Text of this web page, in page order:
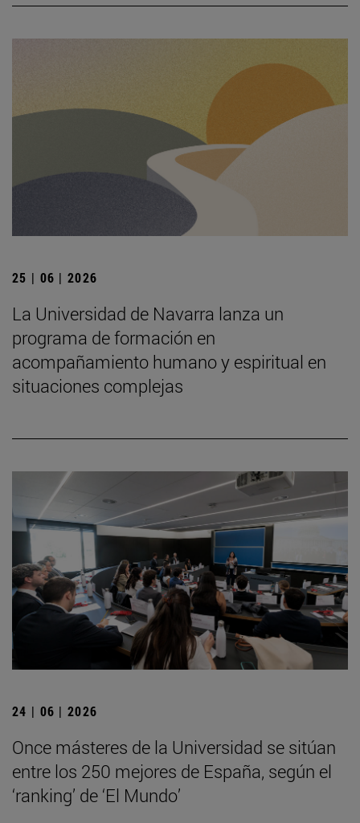
25 | 06 | 2026
La Universidad de Navarra lanza un
programa de formación en
acompañamiento humano y espiritual en
situaciones complejas
24 | 06 | 2026
Once másteres de la Universidad se sitúan
entre los 250 mejores de España, según el
‘ranking’ de ‘El Mundo’